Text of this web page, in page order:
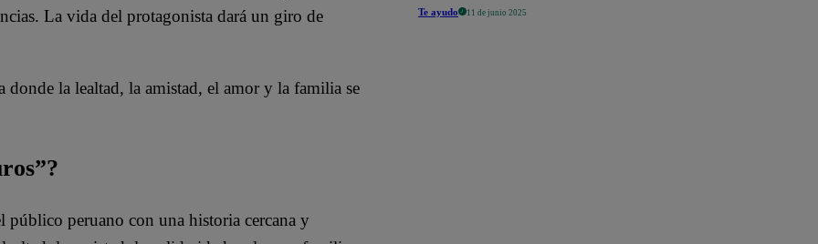
La vida del protagonista dará un giro de
donde la lealtad, la amistad, el amor y la familia se
público peruano con una historia cercana y
Te ayudo 11 de junio 2025